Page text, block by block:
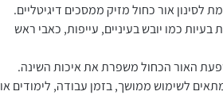
לסינון אור כחול מזיק ממסכים דיגיטליים.
בעיות כמו יובש בעיניים, עייפות, כאבי ראש
האור הכחול משפרת את איכות השינה.
לשימוש ממושך, בזמן עבודה, לימודים או